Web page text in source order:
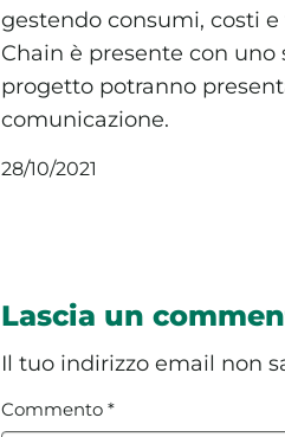
gestendo consumi, costi e
Chain è presente con
progetto potranno
comunicazione.
28/10/2021
Lascia un
Il tuo indirizzo email non
Commento *